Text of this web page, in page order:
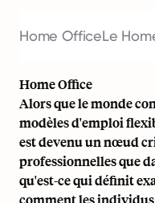
Home OfficeLe
Home Office
Alors que le monde
modèles d'emploi
est devenu un nœud
professionnelles que
qu'est-ce qui définit
comment les